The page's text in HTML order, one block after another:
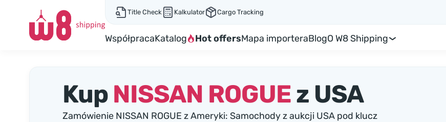
Title Check Kalkulator Cargo Tracking
WspółpracaKatalog Hot offersMapa importeraBlogO W8 Shipping
Kup NISSAN ROGUEz USA
Zamówienie NISSAN ROGUE z Ameryki: Samochody z aukcji USA pod klucz